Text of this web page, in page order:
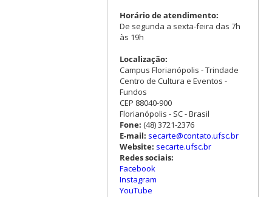
Horário de atendimento:
De segunda a sexta-feira das 7h
às 19h
Localização:
Campus Florianópolis - Trindade
Centro de Cultura e Eventos -
Fundos
CEP 88040-900
Florianópolis - SC - Brasil
Fone: (48) 3721-2376
E-mail: secarte@contato.ufsc.br
Website: secarte.ufsc.br
Redes sociais:
Facebook
Instagram
YouTube